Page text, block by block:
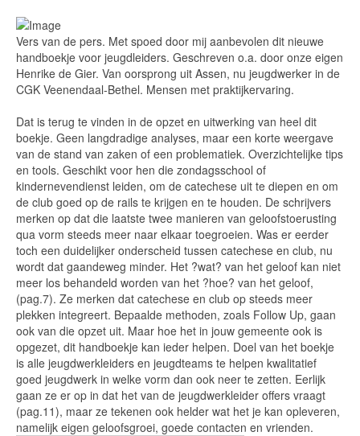
Vers van de pers. Met spoed door mij aanbevolen dit nieuwe
handboekje voor jeugdleiders. Geschreven o.a. door onze eigen
Henrike de Gier. Van oorsprong uit Assen, nu jeugdwerker in de
CGK Veenendaal-Bethel. Mensen met praktijkervaring.
Dat is terug te vinden in de opzet en uitwerking van heel dit
boekje. Geen langdradige analyses, maar een korte weergave
van de stand van zaken of een problematiek. Overzichtelijke tips
en tools. Geschikt voor hen die zondagsschool of
kindernevendienst leiden, om de catechese uit te diepen en om
de club goed op de rails te krijgen en te houden. De schrijvers
merken op dat die laatste twee manieren van geloofstoerusting
qua vorm steeds meer naar elkaar toegroeien. Was er eerder
toch een duidelijker onderscheid tussen catechese en club, nu
wordt dat gaandeweg minder. Het ?wat? van het geloof kan niet
meer los behandeld worden van het ?hoe? van het geloof,
(pag.7). Ze merken dat catechese en club op steeds meer
plekken integreert. Bepaalde methoden, zoals Follow Up, gaan
ook van die opzet uit. Maar hoe het in jouw gemeente ook is
opgezet, dit handboekje kan ieder helpen. Doel van het boekje
is alle jeugdwerkleiders en jeugdteams te helpen kwalitatief
goed jeugdwerk in welke vorm dan ook neer te zetten. Eerlijk
gaan ze er op in dat het van de jeugdwerkleider offers vraagt
(pag.11), maar ze tekenen ook helder wat het je kan opleveren,
namelijk eigen geloofsgroei, goede contacten en vrienden.